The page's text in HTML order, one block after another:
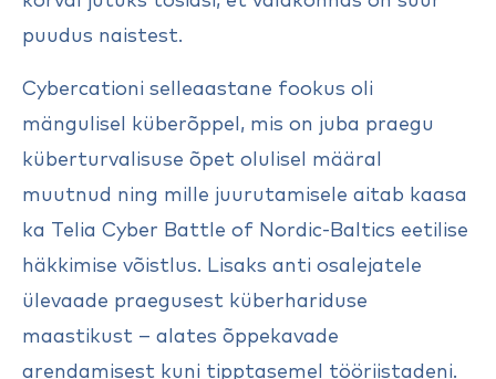
puudus naistest.
Cybercationi selleaastane fookus oli
mängulisel küberõppel, mis on juba praegu
küberturvalisuse õpet olulisel määral
muutnud ning mille juurutamisele aitab kaasa
ka Telia Cyber Battle of Nordic-Baltics eetilise
häkkimise võistlus. Lisaks anti osalejatele
ülevaade praegusest küberhariduse
maastikust – alates õppekavade
arendamisest kuni tipptasemel tööriistadeni.